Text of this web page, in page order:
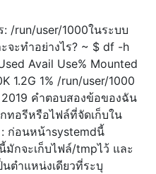
/run/user/1000ในระบบ
จะทำอย่างไร? ~ $ df -h
Avail Use% Mounted
1.2G 1% /run/user/1000
คำตอบสองข้อของฉัน
ทอรีหรือไฟล์ที่จัดเก็บใน
ก่อนหน้าsystemdนี้
มักจะเก็บไฟล์/tmpไว้ และ
ตำแหน่งเดียวที่ระบุ